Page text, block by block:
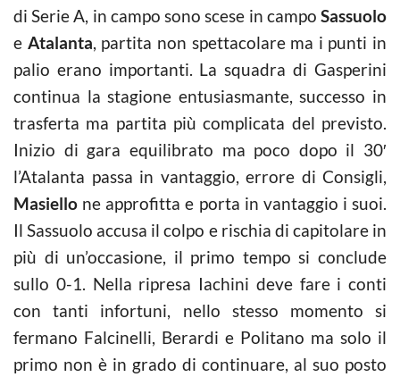
di Serie A, in campo sono scese in campo Sassuolo
e Atalanta, partita non spettacolare ma i punti in
palio erano importanti. La squadra di Gasperini
continua la stagione entusiasmante, successo in
trasferta ma partita più complicata del previsto.
Inizio di gara equilibrato ma poco dopo il 30′
l’Atalanta passa in vantaggio, errore di Consigli,
Masiello ne approfitta e porta in vantaggio i suoi.
Il Sassuolo accusa il colpo e rischia di capitolare in
più di un’occasione, il primo tempo si conclude
sullo 0-1. Nella ripresa Iachini deve fare i conti
con tanti infortuni, nello stesso momento si
fermano Falcinelli, Berardi e Politano ma solo il
primo non è in grado di continuare, al suo posto